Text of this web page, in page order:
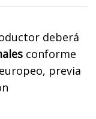
deberá
conforme
previa